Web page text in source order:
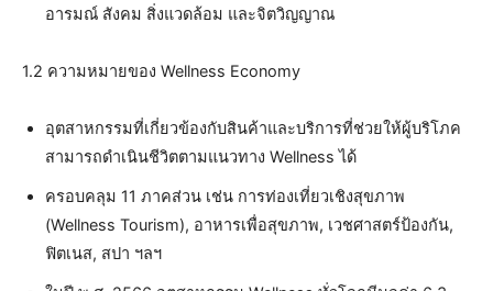
อารมณ์ สังคม สิ่งแวดล้อม และจิตวิญญาณ
1.2 ความหมายของ Wellness Economy
อุตสาหกรรมที่เกี่ยวข้องกับสินค้าและบริการที่ช่วยให้ผู้บริโภค
สามารถดำเนินชีวิตตามแนวทาง Wellness ได้
ครอบคลุม 11 ภาคส่วน เช่น การท่องเที่ยวเชิงสุขภาพ
(Wellness Tourism), อาหารเพื่อสุขภาพ, เวชศาสตร์ป้องกัน,
ฟิตเนส, สปา ฯลฯ